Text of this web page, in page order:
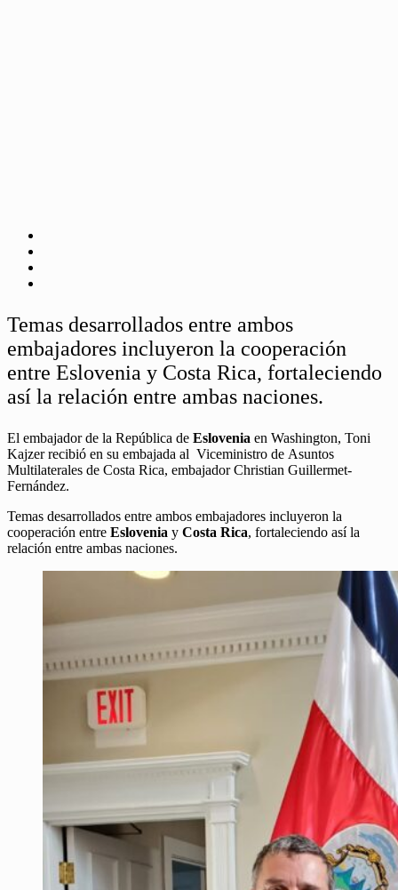
Temas desarrollados entre ambos
embajadores incluyeron la cooperación
entre Eslovenia y Costa Rica, fortaleciendo
así la relación entre ambas naciones.
El embajador de la República de Eslovenia en Washington, Toni
Kajzer recibió en su embajada al Viceministro de Asuntos
Multilaterales de Costa Rica, embajador Christian Guillermet-
Fernández.
Temas desarrollados entre ambos embajadores incluyeron la
cooperación entre Eslovenia y Costa Rica, fortaleciendo así la
relación entre ambas naciones.